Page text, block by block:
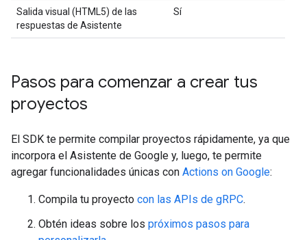
Salida visual (HTML5) de las
respuestas de Asistente
Sí
Pasos para comenzar a crear tus
proyectos
El SDK te permite compilar proyectos rápidamente, ya que
incorpora el Asistente de Google y, luego, te permite
agregar funcionalidades únicas con Actions on Google:
Compila tu proyecto con las APIs de gRPC.
Obtén ideas sobre los próximos pasos para